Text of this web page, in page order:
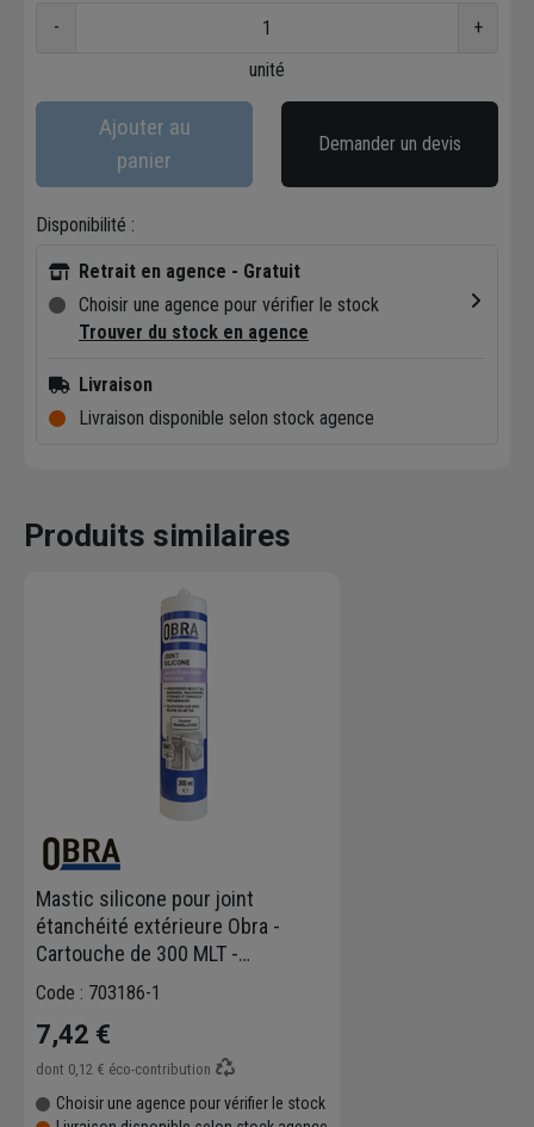
-
+
unité
Ajouter au
panier
Demander un devis
Disponibilité :
Retrait en agence - Gratuit
Choisir une agence pour vérifier le stock
Trouver du stock en agence
Livraison
Livraison disponible selon stock agence
Produits similaires
Mastic silicone pour joint
étanchéité extérieure Obra -
Cartouche de 300 MLT -
Translucide
Code : 703186-1
7,42 €
dont 0,12 € éco-contribution
Choisir une agence pour vérifier le stock